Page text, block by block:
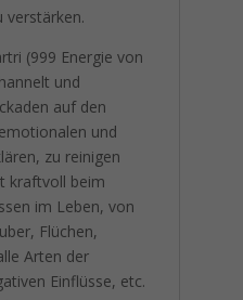
verstärken.
(999 Energie von
und
auf den
und
zu reinigen
kraftvoll beim
im Leben, von
Flüchen,
Arten der
Einflüsse, etc.